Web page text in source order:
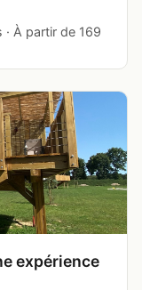
· À partir de 169
expérience